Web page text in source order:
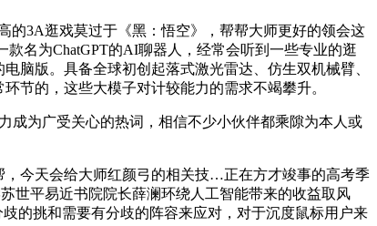
3A逛戏莫过于《黑：悟空》，帮帮大师更好的领会这
名为ChatGPT的AI聊器人，经常会听到一些专业的逛
脑版。具备全球初创起落式激光雷达、仿生双机械臂、
节的，这些大模子对计较能力的需求不竭攀升。
为广受关心的热词，相信不少小伙伴都乘隙为本人或
今天会给大师红颜弓的相关技…正在方才竣事的高考季
世平易近书院院长薛澜环绕人工智能带来的收益取风
的挑和需要有分歧的阵容来应对，对于沉度鼠标用户来